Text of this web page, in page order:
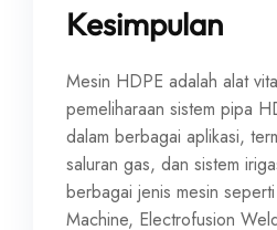
Kesimpulan
Mesin HDPE adalah alat
pemeliharaan sistem pipa
dalam berbagai aplikasi,
saluran gas, dan sistem
berbagai jenis mesin
Machine, Electrofusion